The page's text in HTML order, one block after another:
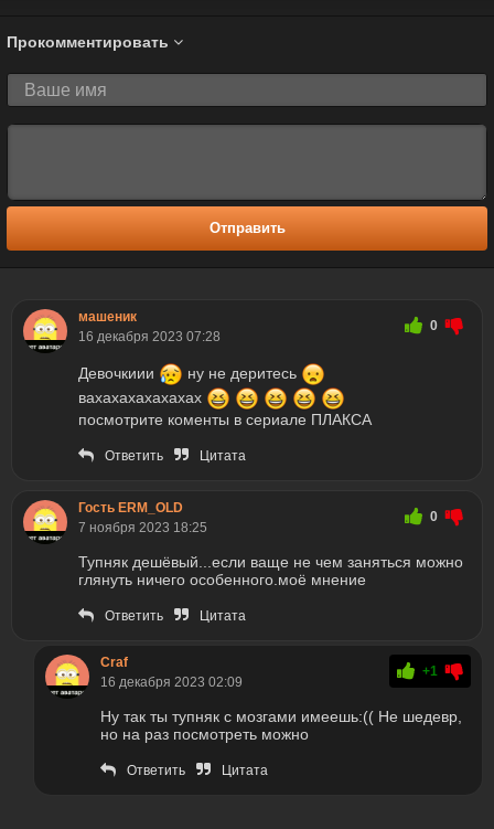
Прокомментировать
Отправить
машеник
16 декабря 2023 07:28
0
Девочкиии
ну не деритесь
вахахахахахахах
посмотрите коменты в сериале ПЛАКСА
Ответить Цитата
Гость ERM_OLD
7 ноября 2023 18:25
0
Тупняк дешёвый...если ваще не чем заняться можно
глянуть ничего особенного.моё мнение
Ответить Цитата
Craf
16 декабря 2023 02:09
+1
Ну так ты тупняк с мозгами имеешь:(( Не шедевр,
но на раз посмотреть можно
Ответить Цитата